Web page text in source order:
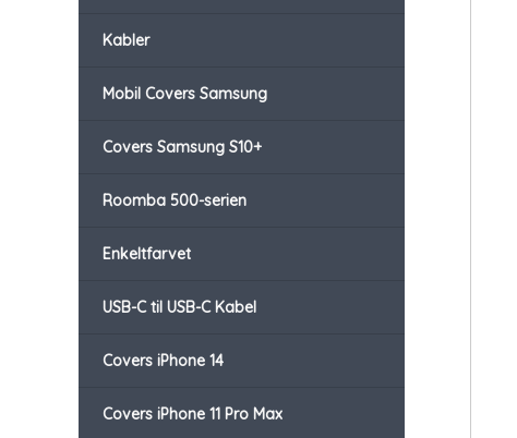
Kabler
Mobil Covers Samsung
Covers Samsung S10+
Roomba 500-serien
Enkeltfarvet
USB-C til USB-C Kabel
Covers iPhone 14
Covers iPhone 11 Pro Max